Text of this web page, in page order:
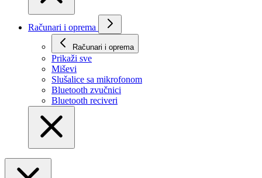
Računari i oprema
Računari i oprema
Prikaži svе
Miševi
Slušalice sa mikrofonom
Bluetooth zvučnici
Bluetooth reciveri